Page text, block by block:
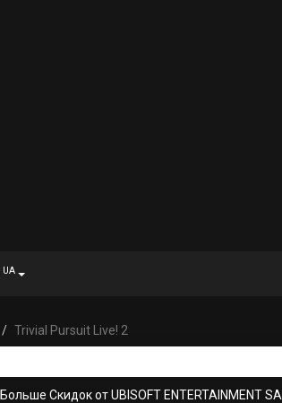
UA
Trivial Pursuit Live! 2
Больше Скидок от UBISOFT ENTERTAINMENT SA